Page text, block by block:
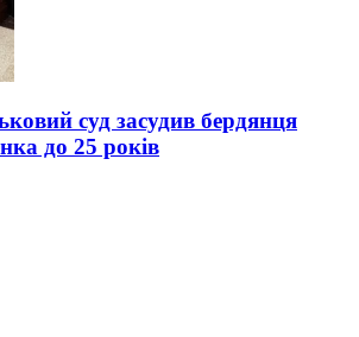
суд засудив бердянця
до 25 років